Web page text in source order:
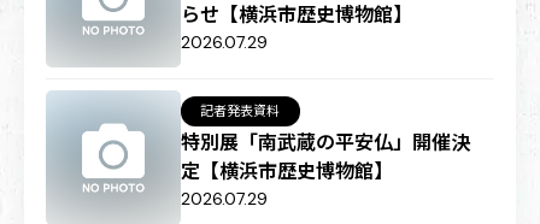
らせ【横浜市歴史博物館】
2026.07.29
特別展「南武蔵の平安仏」開催決
定【横浜市歴史博物館】
記者発表資料
2026.07.29